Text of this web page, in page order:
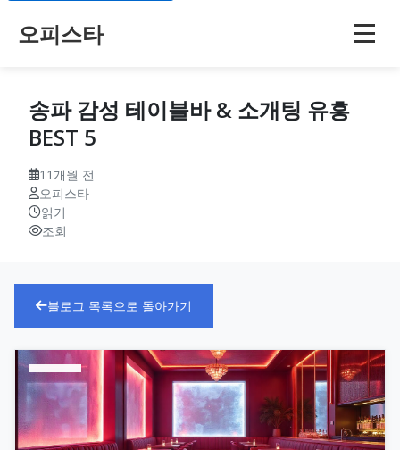
오피스타
송파 감성 테이블바 & 소개팅 유흥
BEST 5
11개월 전
오피스타
읽기
조회
블로그 목록으로 돌아가기